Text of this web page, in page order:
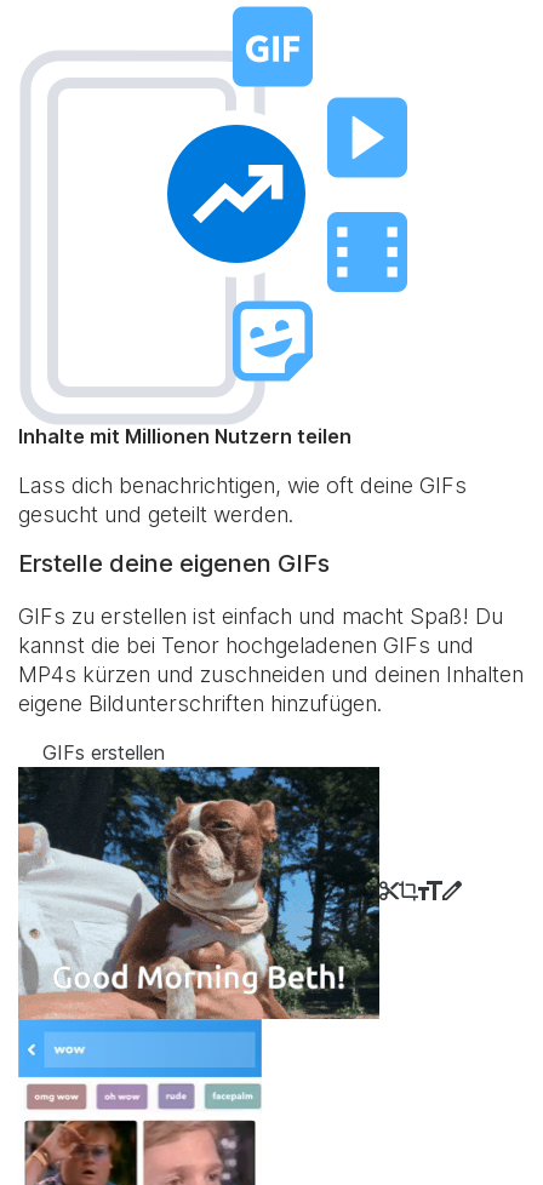
Inhalte mit Millionen Nutzern teilen
Lass dich benachrichtigen, wie oft deine GIFs
gesucht und geteilt werden.
Erstelle deine eigenen GIFs
GIFs zu erstellen ist einfach und macht Spaß! Du
kannst die bei Tenor hochgeladenen GIFs und
MP4s kürzen und zuschneiden und deinen Inhalten
eigene Bildunterschriften hinzufügen.
GIFs erstellen